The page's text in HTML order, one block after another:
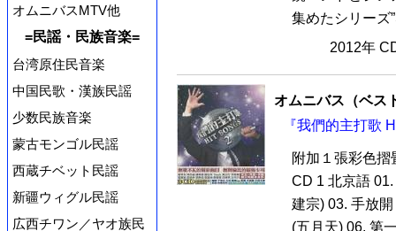
オムニバスMTV他
=民謡・民族音楽=
台湾原住民音楽
中国民歌・漢族民謡
少数民族音楽
蒙古モンゴル民謡
西蔵チベット民謡
新疆ウィグル民謡
広西チワン／ヤオ族民
集めたシリーズ
2012年
オムニバス（ベス
『我們的主打歌
附加１張彩色摺
CD 1 北京語
建宗) 03. 手放
(五月天) 06. 第